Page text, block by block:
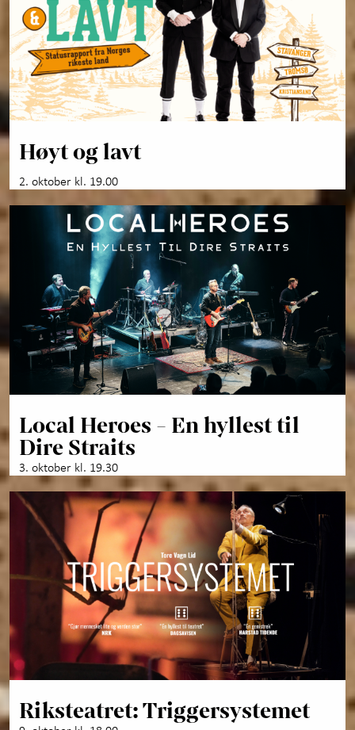
Høyt og lavt
2. oktober kl. 19.00
Local Heroes - En hyllest til
Dire Straits
3. oktober kl. 19.30
Riksteatret: Triggersystemet